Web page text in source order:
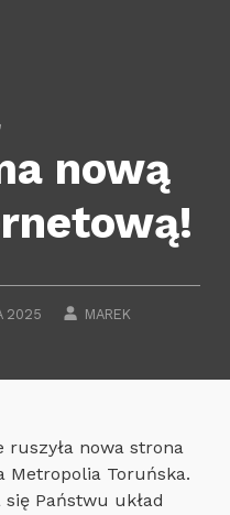
nową
2025 MAREK
ruszyła nowa strona
Metropolia Toruńska.
Państwu układ